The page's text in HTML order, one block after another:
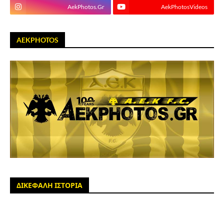
AekPhotos.Gr AekPhotosVideos
AEKPHOTOS
ΔΙΚΕΦΑΛΗ ΙΣΤΟΡΙΑ